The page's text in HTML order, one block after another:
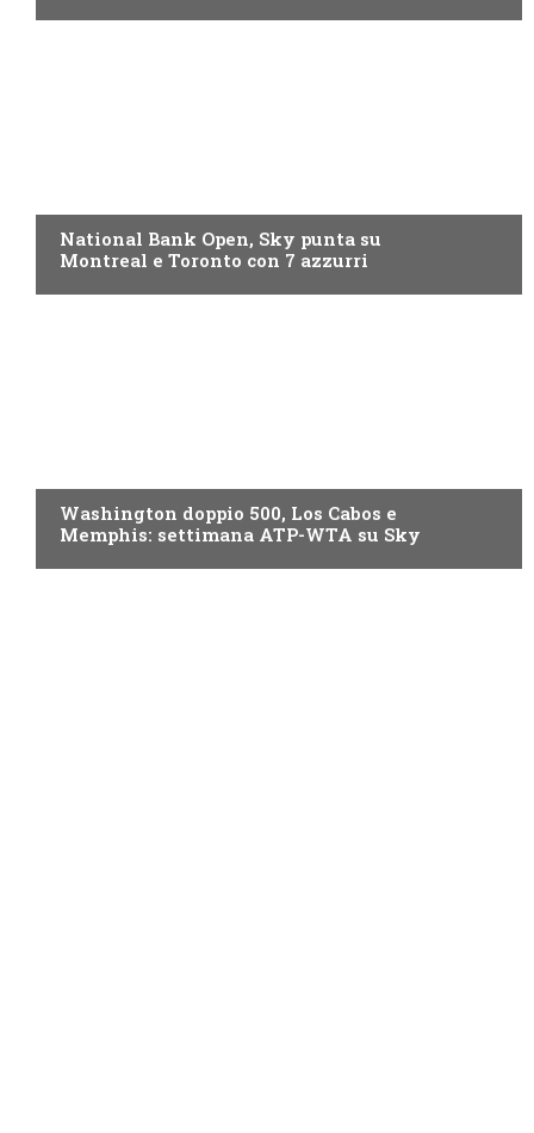
National Bank Open, Sky punta su
Montreal e Toronto con 7 azzurri
Washington doppio 500, Los Cabos e
Memphis: settimana ATP-WTA su Sky